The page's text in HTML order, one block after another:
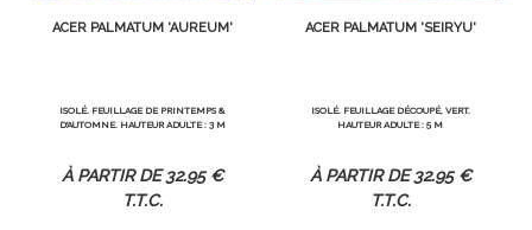
ACER PALMATUM 'AUREUM'
ISOLÉ. FEUILLAGE DE PRINTEMPS &
D'AUTOMNE. HAUTEUR ADULTE : 3 M
32.95 €
T.T.C.
ACER PALMATUM 'SEIRYU'
ISOLÉ. FEUILLAGE DÉCOUPÉ, VERT.
HAUTEUR ADULTE : 5 M
32.95 €
T.T.C.